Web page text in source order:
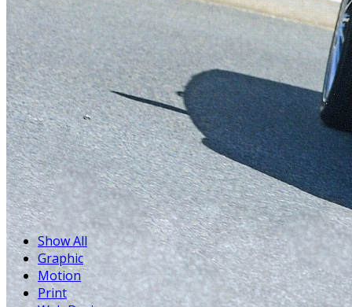
Show All
Graphic
Motion
Print